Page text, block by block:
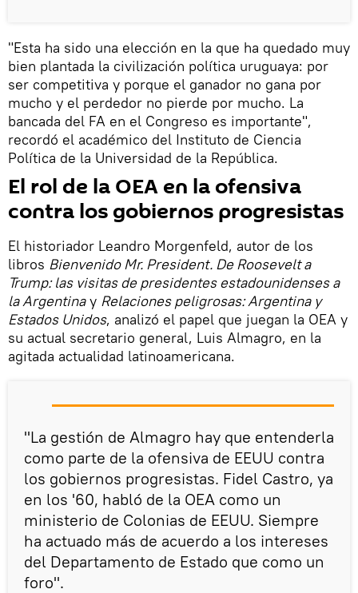
"Esta ha sido una elección en la que ha quedado muy
bien plantada la civilización política uruguaya: por
ser competitiva y porque el ganador no gana por
mucho y el perdedor no pierde por mucho. La
bancada del FA en el Congreso es importante",
recordó el académico del Instituto de Ciencia
Política de la Universidad de la República.
El rol de la OEA en la ofensiva
contra los gobiernos progresistas
El historiador Leandro Morgenfeld, autor de los
libros Bienvenido Mr. President. De Roosevelt a
Trump: las visitas de presidentes estadounidenses a
la Argentinay Relaciones peligrosas: Argentina y
Estados Unidos, analizó el papel que juegan la OEA y
su actual secretario general, Luis Almagro, en la
agitada actualidad latinoamericana.
"La gestión de Almagro hay que entenderla
como parte de la ofensiva de EEUU contra
los gobiernos progresistas. Fidel Castro, ya
en los '60, habló de la OEA como un
ministerio de Colonias de EEUU. Siempre
ha actuado más de acuerdo a los intereses
del Departamento de Estado que como un
foro".